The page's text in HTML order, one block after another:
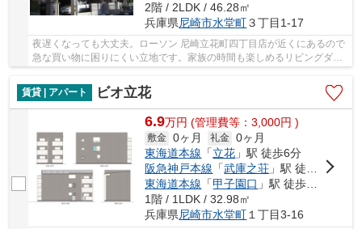
2階 / 2LDK / 46.28㎡
兵庫県尼崎市水堂町３丁目1-17
夜遅くなっても大丈夫。ローソン 尼崎立花町四丁目店が近くにあるので
急な買い物に困りにくい立地です。家族の時間も楽しめるリビングダイ
賃貸 | アパート
ビオ立花
6.9万円 (管理費等：3,000円 )
敷金 0ヶ月 礼金 0ヶ月
東海道本線 「立花 」駅 徒歩6分
阪急神戸本線 「武庫之荘 」駅 徒歩20分
東海道本線 「甲子園口 」駅 徒歩35分
1階 / 1LDK / 32.98㎡
兵庫県尼崎市水堂町 １丁目3-16